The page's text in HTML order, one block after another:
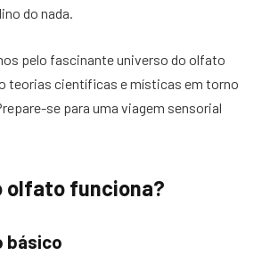
do nada.
pelo fascinante universo do olfato
teorias científicas e místicas em torno
se para uma viagem sensorial
olfato funciona?
básico